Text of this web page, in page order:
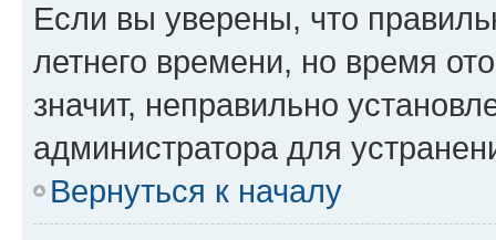
Если вы уверены, что
летнего времени, но время
значит, неправильно
администратора для
Вернуться к началу